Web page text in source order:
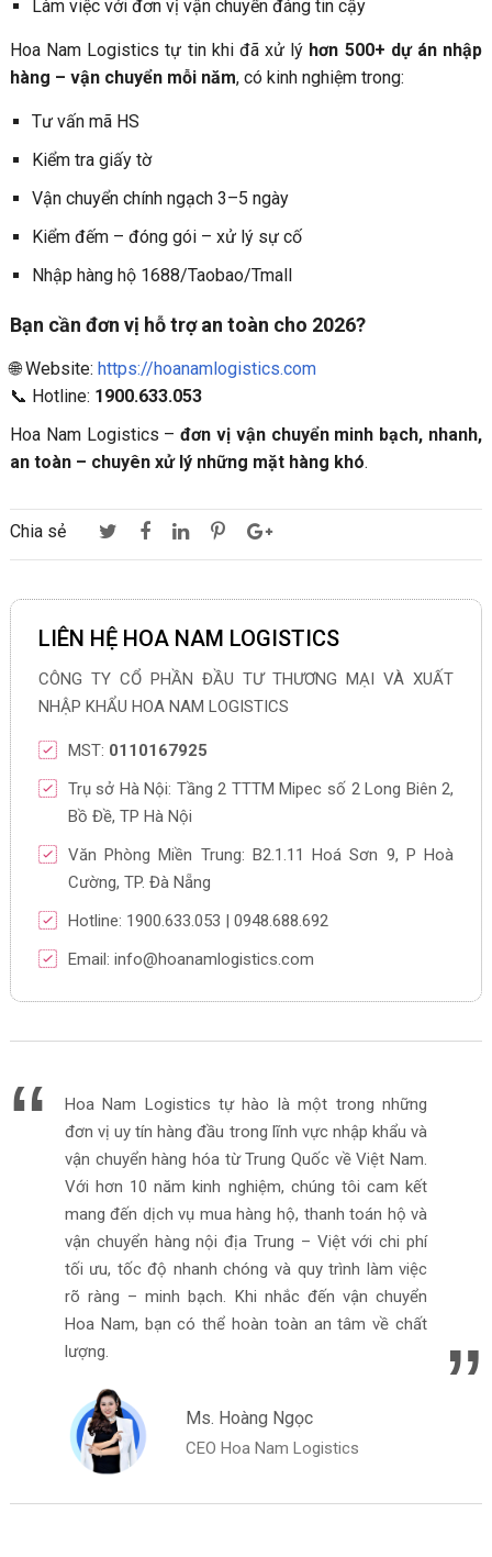
Làm việc với đơn vị vận chuyển đáng tin cậy
Hoa Nam Logistics tự tin khi đã xử lý hơn 500+ dự án nhập
hàng – vận chuyển mỗi năm, có kinh nghiệm trong:
Tư vấn mã HS
Kiểm tra giấy tờ
Vận chuyển chính ngạch 3–5 ngày
Kiểm đếm – đóng gói – xử lý sự cố
Nhập hàng hộ 1688/Taobao/Tmall
Bạn cần đơn vị hỗ trợ an toàn cho 2026?
🌐 Website: https://hoanamlogistics.com
📞 Hotline: 1900.633.053
Hoa Nam Logistics –đơn vị vận chuyển minh bạch, nhanh,
an toàn – chuyên xử lý những mặt hàng khó.
Chia sẻ
LIÊN HỆ HOA NAM LOGISTICS
CÔNG TY CỔ PHẦN ĐẦU TƯ THƯƠNG MẠI VÀ XUẤT
NHẬP KHẨU HOA NAM LOGISTICS
MST: 0110167925
Trụ sở Hà Nội: Tầng 2 TTTM Mipec số 2 Long Biên 2,
Bồ Đề, TP Hà Nội
Văn Phòng Miền Trung: B2.1.11 Hoá Sơn 9, P Hoà
Cường, TP. Đà Nẵng
Hotline: 1900.633.053 | 0948.688.692
Email: info@hoanamlogistics.com
Hoa Nam Logistics tự hào là một trong những
đơn vị uy tín hàng đầu trong lĩnh vực nhập khẩu và
vận chuyển hàng hóa từ Trung Quốc về Việt Nam.
Với hơn 10 năm kinh nghiệm, chúng tôi cam kết
mang đến dịch vụ mua hàng hộ, thanh toán hộ và
vận chuyển hàng nội địa Trung – Việt với chi phí
tối ưu, tốc độ nhanh chóng và quy trình làm việc
rõ ràng – minh bạch. Khi nhắc đến vận chuyển
Hoa Nam, bạn có thể hoàn toàn an tâm về chất
lượng.
Ms. Hoàng Ngọc
CEO Hoa Nam Logistics